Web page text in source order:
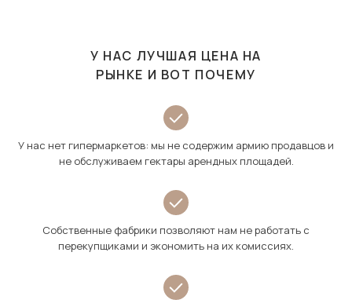
У НАС ЛУЧШАЯ ЦЕНА НА
РЫНКЕ И ВОТ ПОЧЕМУ
У нас нет гипермаркетов: мы не содержим армию продавцов и
не обслуживаем гектары арендных площадей.
Собственные фабрики позволяют нам не работать с
перекупщиками и экономить на их комиссиях.